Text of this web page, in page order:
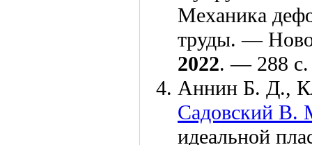
Механика
труды. —
2022. — 288
Аннин Б. Д.,
Садовский В.
идеальной